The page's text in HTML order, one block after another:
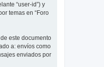
“user-id”) y
temas en “Foro
este documento
a: envíos como
enviados por